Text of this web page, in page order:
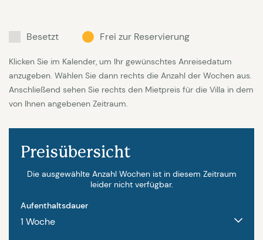
Decken und einen Kamin. In der Küche finden Sie
unter anderem Geschirrspüler, Gefrierschrank,
Getränkekühlschrank, Nespresso und andere
Kaffeemaschinen, Cooker, Toaster, Microwelle
usw. Waschmaschine, Trockner und
Bügelmöglichkeit vorhanden.
Es gibt im Haus zwei klimatisierte Schlafzimmer und
2 Badezimmer. Ein Schlafzimmer mit grossem
Doppelbett von 200x200 das andere mit 2 Betten
von 190 x 90 die auch zusammen bezogen werden
können. Das eine Badezimmer mit Toilette,
Besetzt Frei zur Reservierung
Klicken Sie im Kalender, um Ihr gewünschtes Anreisedatum
anzugeben. Wählen Sie dann rechts die Anzahl der Wochen aus.
Anschließend sehen Sie rechts den Mietpreis für die Villa in dem
von Ihnen angebenen Zeitraum.
Preisübersicht
Die ausgewählte Anzahl Wochen ist in diesem Zeitraum
leider nicht verfügbar.
Aufenthaltsdauer